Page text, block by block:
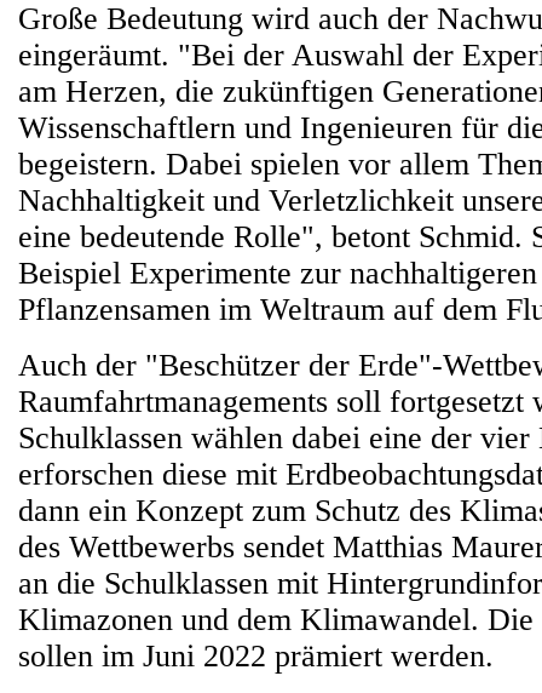
Große Bedeutung wird auch der
eingeräumt. "Bei der Auswahl der
am Herzen, die zukünftigen
Wissenschaftlern und Ingenieuren für
begeistern. Dabei spielen vor allem
Nachhaltigkeit und Verletzlichkeit
eine bedeutende Rolle", betont Schmid.
Beispiel Experimente zur
Pflanzensamen im Weltraum auf dem
Auch der "Beschützer der Erde"-
Raumfahrtmanagements soll fortgesetzt
Schulklassen wählen dabei eine der
erforschen diese mit
dann ein Konzept zum Schutz des
des Wettbewerbs sendet Matthias
an die Schulklassen mit
Klimazonen und dem Klimawandel. Die
sollen im Juni 2022 prämiert werden.